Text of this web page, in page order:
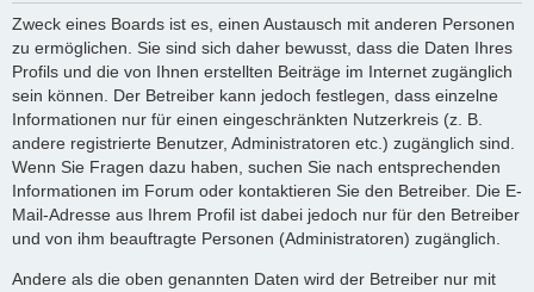
Zweck eines Boards ist es, einen Austausch mit anderen Personen
zu ermöglichen. Sie sind sich daher bewusst, dass die Daten Ihres
Profils und die von Ihnen erstellten Beiträge im Internet zugänglich
sein können. Der Betreiber kann jedoch festlegen, dass einzelne
Informationen nur für einen eingeschränkten Nutzerkreis (z. B.
andere registrierte Benutzer, Administratoren etc.) zugänglich sind.
Wenn Sie Fragen dazu haben, suchen Sie nach entsprechenden
Informationen im Forum oder kontaktieren Sie den Betreiber. Die E-
Mail-Adresse aus Ihrem Profil ist dabei jedoch nur für den Betreiber
und von ihm beauftragte Personen (Administratoren) zugänglich.
Andere als die oben genannten Daten wird der Betreiber nur mit